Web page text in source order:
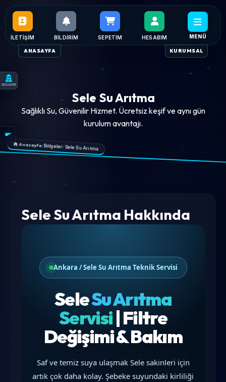
ANASAYFA KURUMSAL
İLETIŞIM BILDIRIM SEPETIM HESABIM MENÜ
Sele Su Arıtma
Sağlıklı Su, Güvenilir Hizmet. Ücretsiz keşif ve aynı gün
kurulum avantajı.
Anasayfa/Bölgeler/Sele Su Arıtma
Sele Su Arıtma Hakkında
Ankara / Sele Su Arıtma Teknik Servisi
SeleSu Arıtma
Servisi| Filtre
Değişimi & Bakım
Saf ve temiz suya ulaşmak Sele sakinleri için
artık çok daha kolay. Şebeke suyundaki kirliliği
MİSAFİR